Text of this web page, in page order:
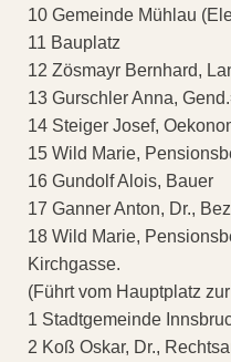
10 Gemeinde Mühlau
11 Bauplatz
12 Zösmayr Bernhard,
13 Gurschler Anna,
14 Steiger Josef,
15 Wild Marie,
16 Gundolf Alois, Bauer
17 Ganner Anton, Dr.,
18 Wild Marie,
Kirchgasse.
(Führt vom Hauptplatz
1 Stadtgemeinde
2 Koß Oskar, Dr.,